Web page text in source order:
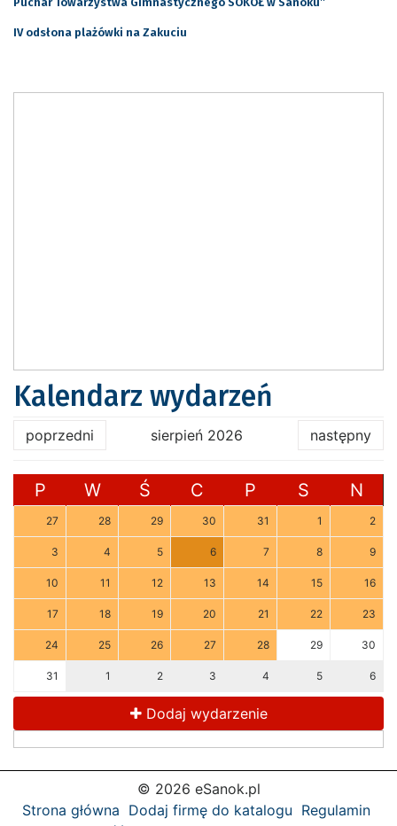
IV odsłona plażówki na Zakuciu
Kalendarz wydarzeń
poprzedni sierpień 2026 następny
P W Ś C P S N
27 28 29 30 31 1 2
3 4 5 6 7 8 9
10 11 12 13 14 15 16
17 18 19 20 21 22 23
24 25 26 27 28 29 30
31 1 2 3 4 5 6
Dodaj wydarzenie
© 2026 eSanok.pl
Strona główna Dodaj firmę do katalogu Regulamin